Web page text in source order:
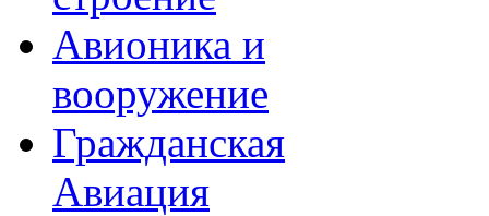
Авионика и
вооружение
Гражданская
Авиация